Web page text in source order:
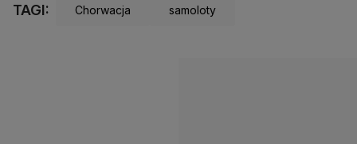
TAGI: Chorwacja samoloty